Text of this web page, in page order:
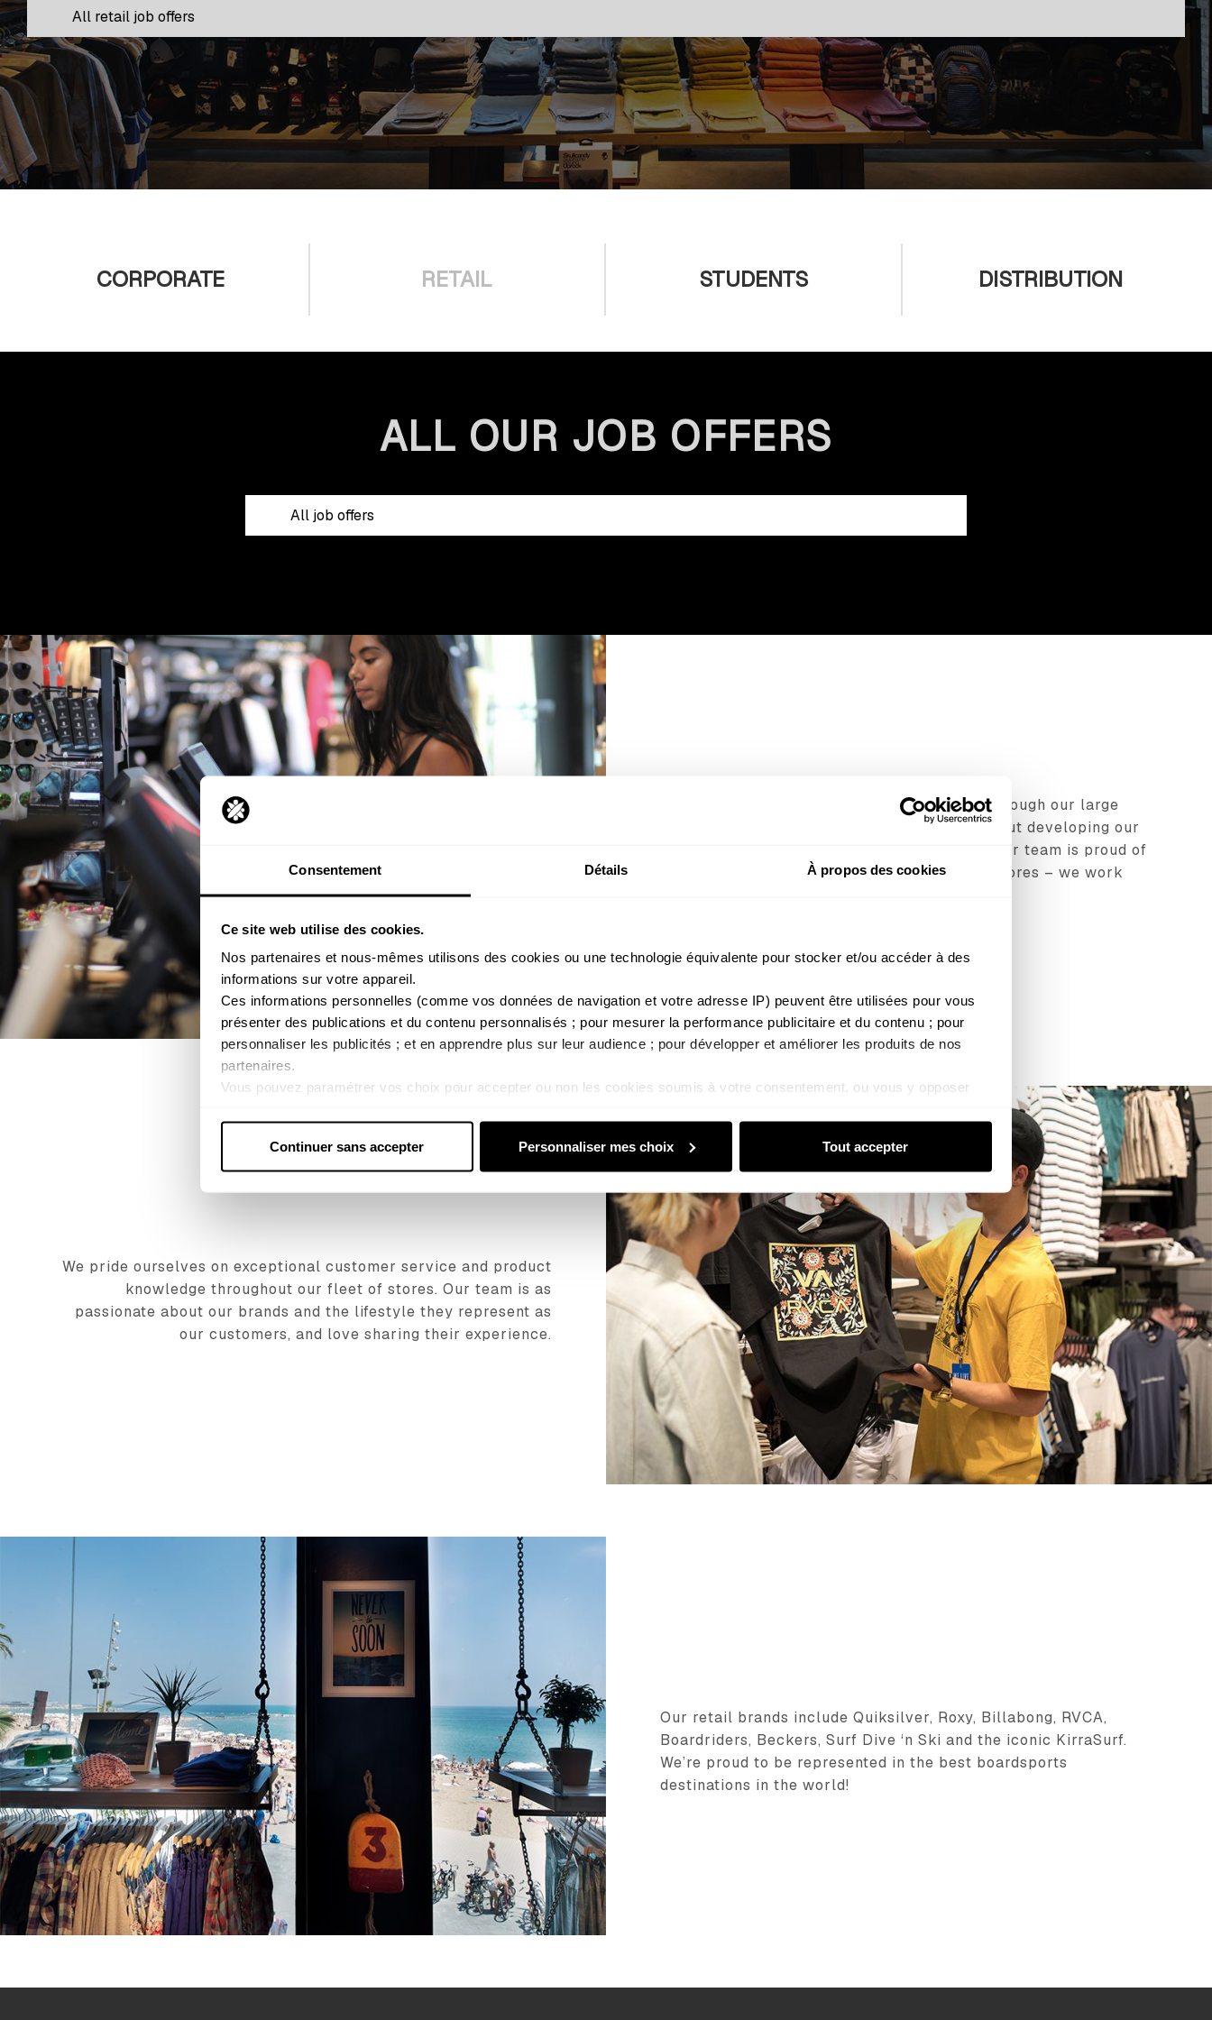
Consentement Détails À propos des cookies
Ce site web utilise des cookies.
Nos partenaires et nous-mêmes utilisons des cookies ou une technologie équivalente pour stocker et/ou accéder à des
informations sur votre appareil.
Ces informations personnelles (comme vos données de navigation et votre adresse IP) peuvent être utilisées pour vous
présenter des publications et du contenu personnalisés ; pour mesurer la performance publicitaire et du contenu ; pour
personnaliser les publicités ; et en apprendre plus sur leur audience ; pour développer et améliorer les produits de nos
partenaires.
Vous pouvez paramétrer vos choix pour accepter ou non les cookies soumis à votre consentement, ou vous y opposer
Continuer sans accepter
Personnaliser mes choix Tout accepter
All retail job offers
CORPORATE RETAIL STUDENTS DISTRIBUTION
ALL OUR JOB OFFERS
All job offers
We’re proud to offer amazing retail careers through our large
network of retail stores. We’re passionate about developing our
teams and helping them grow their careers. Our team is proud of
the amazing culture we’ve developed in our stores – we work
We pride ourselves on exceptional customer service and product
knowledge throughout our fleet of stores. Our team is as
passionate about our brands and the lifestyle they represent as
our customers, and love sharing their experience.
Our retail brands include Quiksilver, Roxy, Billabong, RVCA,
Boardriders, Beckers, Surf Dive ‘n Ski and the iconic KirraSurf.
We’re proud to be represented in the best boardsports
destinations in the world!